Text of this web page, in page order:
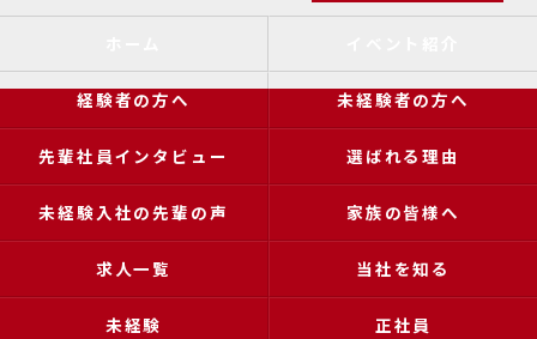
経験者の方へ 未経験者の方へ
先輩社員インタビュー 選ばれる理由
未経験入社の先輩の声 家族の皆様へ
求人一覧 当社を知る
未経験 正社員